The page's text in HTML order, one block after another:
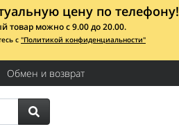
цену по телефону!
товар можно с 9.00 до 20.00.
с "Политикой конфиденциальности"
Обмен и возврат